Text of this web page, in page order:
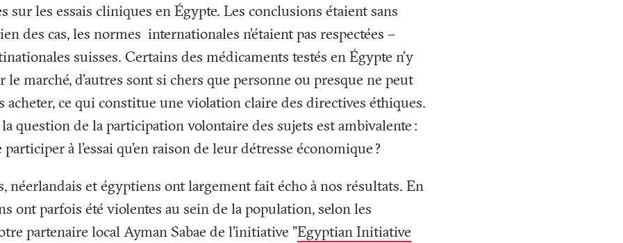
sur les essais cliniques en Égypte. Les conclusions étaient sans
des cas, les normes internationales n’étaient pas respectées –
suisses. Certains des médicaments testés en Égypte n’y
le marché, d’autres sont si chers que personne ou presque ne peut
acheter, ce qui constitue une violation claire des directives éthiques.
la question de la participation volontaire des sujets est ambivalente:
participer à l’essai qu’en raison de leur détresse économique?
néerlandais et égyptiens ont largement fait écho à nos résultats. En
ont parfois été violentes au sein de la population, selon les
partenaire local Ayman Sabae de l'initiative "Egyptian Initiative